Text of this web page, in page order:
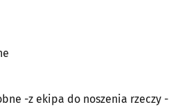
-z ekipa do noszenia rzeczy -